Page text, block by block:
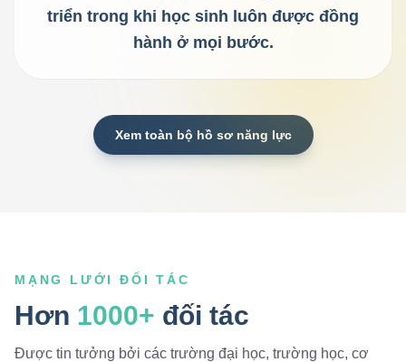
triển trong khi học sinh luôn được đồng
hành ở mọi bước.
Xem toàn bộ hồ sơ năng lực
MẠNG LƯỚI ĐỐI TÁC
Hơn 1000+ đối tác
Được tin tưởng bởi các trường đại học, trường học, cơ